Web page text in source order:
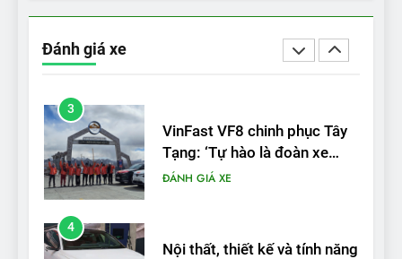
Đánh giá xe
‘Wuling Bingo ồn, không có
trạm sạc, nhưng vẫn bán
3
VinFast VF8 chinh phục Tây
Tạng: ‘Tự hào là đoàn xe
điện Việt Nam đầu tiên lăn
ĐÁNH GIÁ XE
4
Nội thất, thiết kế và tính năng